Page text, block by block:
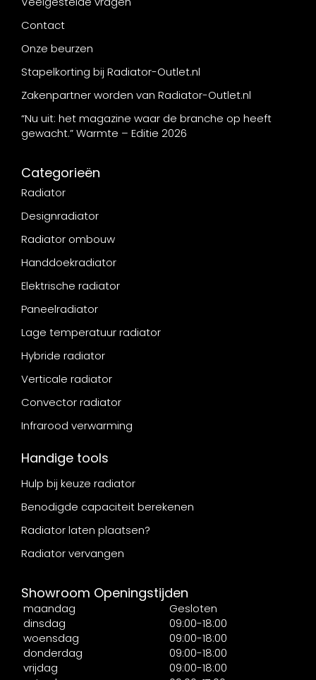
Contact
Onze beurzen
Stapelkorting bij Radiator-Outlet.nl
Zakenpartner worden van Radiator-Outlet.nl
“Nu uit: het magazine waar de branche op heeft
gewacht.” Warmte – Editie 2026
Categorieën
Radiator
Designradiator
Radiator ombouw
Handdoekradiator
Elektrische radiator
Paneelradiator
Lage temperatuur radiator
Hybride radiator
Verticale radiator
Convector radiator
Infrarood verwarming
Handige tools
Hulp bij keuze radiator
Benodigde capaciteit berekenen
Radiator laten plaatsen?
Radiator vervangen
Showroom Openingstijden
maandag
Gesloten
dinsdag
09:00-18:00
woensdag
09:00-18:00
donderdag
09:00-18:00
vrijdag
09:00-18:00